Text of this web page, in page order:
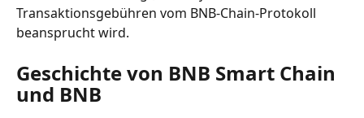
Transaktionsgebühren vom BNB-Chain-Protokoll
beansprucht wird.
Geschichte von BNB Smart Chain
und BNB